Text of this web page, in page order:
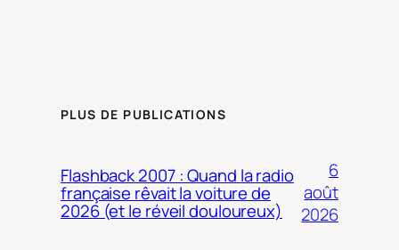
PLUS DE PUBLICATIONS
Flashback 2007 : Quand la radio
française rêvait la voiture de
2026 (et le réveil douloureux)
6
août
2026